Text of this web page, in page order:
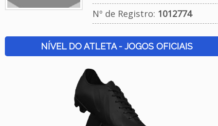
Nº de Registro: 1012774
NÍVEL DO ATLETA - JOGOS OFICIAIS